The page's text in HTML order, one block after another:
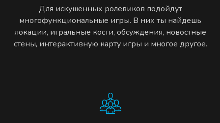
Для искушенных ролевиков подойдут
многофункциональные игры. В них ты найдешь
локации, игральные кости, обсуждения, новостные
стены, интерактивную карту игры и многое другое.